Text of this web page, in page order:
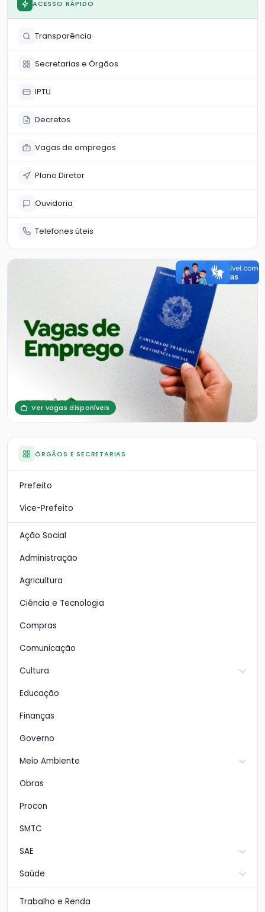
ACESSO RÁPIDO
Transparência
Secretarias e Órgãos
IPTU
Decretos
Vagas de empregos
Plano Diretor
Ouvidoria
Telefones úteis
Ver vagas disponíveis
ÓRGÃOS E SECRETARIAS
Prefeito
Vice-Prefeito
Ação Social
Administração
Agricultura
Ciência e Tecnologia
Compras
Comunicação
Cultura
Educação
Finanças
Governo
Meio Ambiente
Obras
Procon
SMTC
SAE
Saúde
Trabalho e Renda